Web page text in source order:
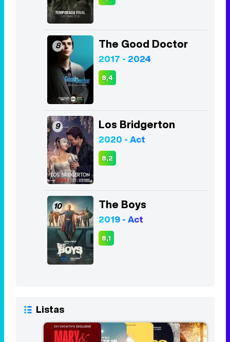
8 The Good Doctor
2017 - 2024
8,4
9 Los Bridgerton
2020 - Act
8,2
10 The Boys
2019 - Act
8,1
Listas